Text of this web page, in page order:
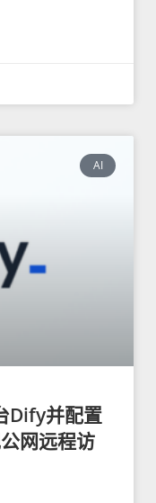
AI
Dify并配置
网远程访